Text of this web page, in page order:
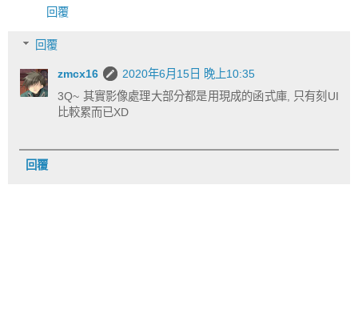
回覆
回覆
zmcx16
2020年6月15日 晚上10:35
3Q~ 其實影像處理大部分都是用現成的函式庫, 只有刻UI
比較累而已XD
回覆